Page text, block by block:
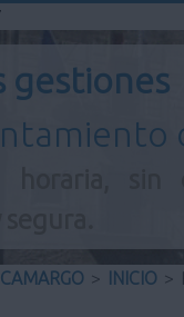
gestiones
> INICIO >